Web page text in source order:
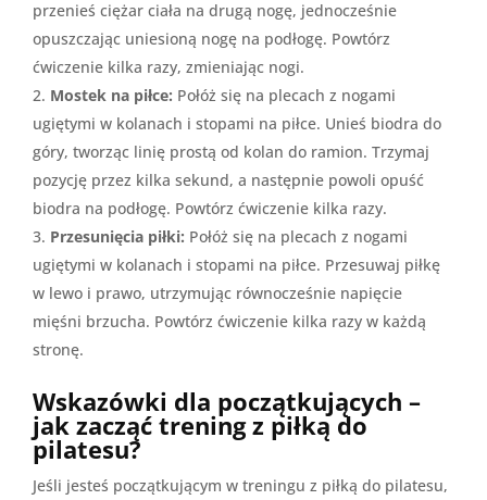
przenieś ciężar ciała na drugą nogę, jednocześnie
opuszczając uniesioną nogę na podłogę. Powtórz
ćwiczenie kilka razy, zmieniając nogi.
Mostek na piłce: Połóż się na plecach z nogami
ugiętymi w kolanach i stopami na piłce. Unieś biodra do
góry, tworząc linię prostą od kolan do ramion. Trzymaj
pozycję przez kilka sekund, a następnie powoli opuść
biodra na podłogę. Powtórz ćwiczenie kilka razy.
Przesunięcia piłki: Połóż się na plecach z nogami
ugiętymi w kolanach i stopami na piłce. Przesuwaj piłkę
w lewo i prawo, utrzymując równocześnie napięcie
mięśni brzucha. Powtórz ćwiczenie kilka razy w każdą
stronę.
Wskazówki dla początkujących –
jak zacząć trening z piłką do
pilatesu?
Jeśli jesteś początkującym w treningu z piłką do pilatesu,